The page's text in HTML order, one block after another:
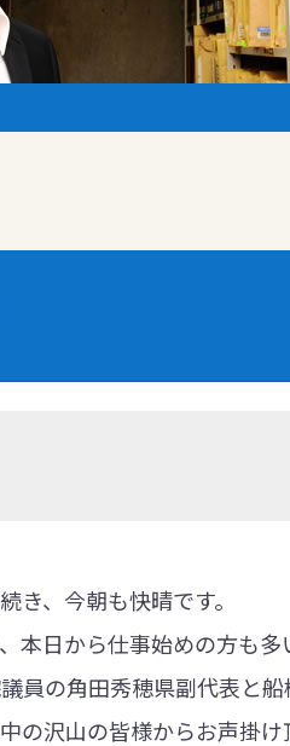
き、今朝も快晴です。
本日から仕事始めの方も多
員の角田秀穂県副代表と
の沢山の皆様からお声掛